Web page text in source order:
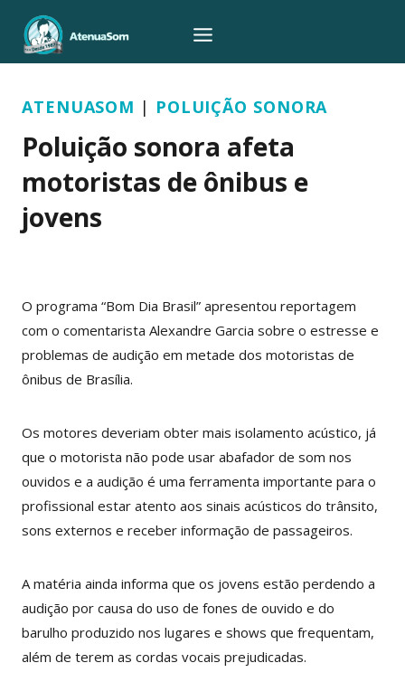
para
o
ATENUASOM | POLUIÇÃO SONORA
Poluição sonora afeta
motoristas de ônibus e
jovens
O programa “Bom Dia Brasil” apresentou reportagem
com o comentarista Alexandre Garcia sobre o estresse e
problemas de audição em metade dos motoristas de
ônibus de Brasília.
Os motores deveriam obter mais isolamento acústico, já
que o motorista não pode usar abafador de som nos
ouvidos e a audição é uma ferramenta importante para o
profissional estar atento aos sinais acústicos do trânsito,
sons externos e receber informação de passageiros.
A matéria ainda informa que os jovens estão perdendo a
audição por causa do uso de fones de ouvido e do
barulho produzido nos lugares e shows que frequentam,
além de terem as cordas vocais prejudicadas.